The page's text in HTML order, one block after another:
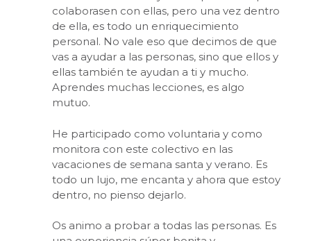
colaborasen con ellas, pero una vez dentro
de ella, es todo un enriquecimiento
personal. No vale eso que decimos de que
vas a ayudar a las personas, sino que ellos y
ellas también te ayudan a ti y mucho.
Aprendes muchas lecciones, es algo
mutuo.
He participado como voluntaria y como
monitora con este colectivo en las
vacaciones de semana santa y verano. Es
todo un lujo, me encanta y ahora que estoy
dentro, no pienso dejarlo.
Os animo a probar a todas las personas. Es